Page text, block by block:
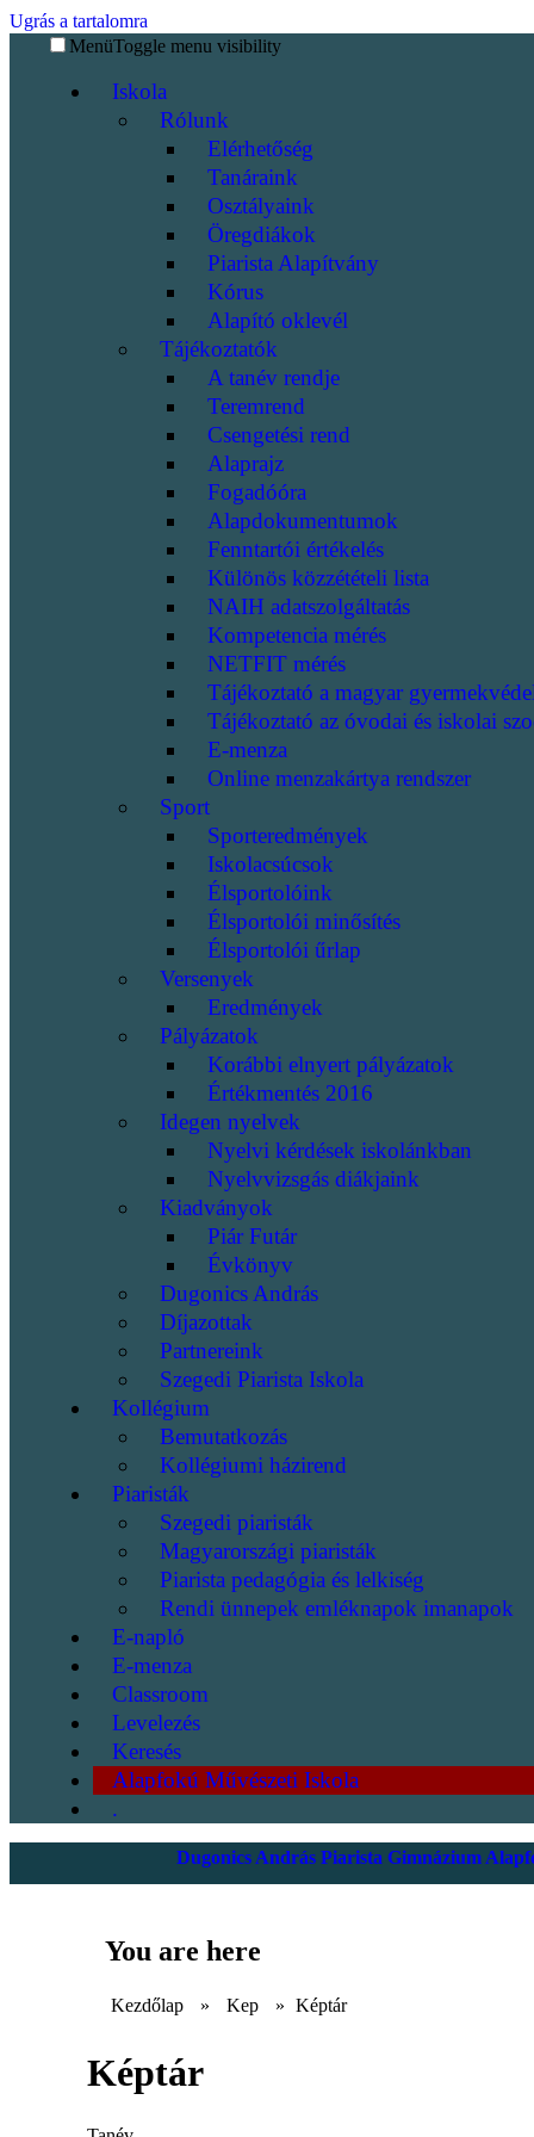
Ugrás a tartalomra
MenüToggle menu visibility
Iskola
Rólunk
Elérhetőség
Tanáraink
Osztályaink
Öregdiákok
Piarista Alapítvány
Kórus
Alapító oklevél
Tájékoztatók
A tanév rendje
Teremrend
Csengetési rend
Alaprajz
Fogadóóra
Alapdokumentumok
Fenntartói értékelés
Különös közzétételi lista
NAIH adatszolgáltatás
Kompetencia mérés
NETFIT mérés
Tájékoztató a magyar
Tájékoztató az óvodai és iskolai
E-menza
Online menzakártya rendszer
Sport
Sporteredmények
Iskolacsúcsok
Élsportolóink
Élsportolói minősítés
Élsportolói űrlap
Versenyek
Eredmények
Pályázatok
Korábbi elnyert pályázatok
Értékmentés 2016
Idegen nyelvek
Nyelvi kérdések iskolánkban
Nyelvvizsgás diákjaink
Kiadványok
Piár Futár
Évkönyv
Dugonics András
Díjazottak
Partnereink
Szegedi Piarista Iskola
Kollégium
Bemutatkozás
Kollégiumi házirend
Piaristák
Szegedi piaristák
Magyarországi piaristák
Piarista pedagógia és lelkiség
Rendi ünnepek emléknapok imanapok
E-napló
E-menza
Classroom
Levelezés
Keresés
Alapfokú Művészeti Iskola
.
Dugonics András Piarista Gimnázium
You are here
Kezdőlap » Kep » Képtár
Képtár